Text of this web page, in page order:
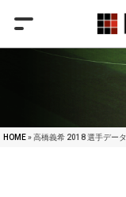
HOME» 高橋義希 2018 選手データ